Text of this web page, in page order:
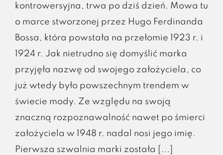
kontrowersyjna, trwa po dziś dzień. Mowa tu
o marce stworzonej przez Hugo Ferdinanda
Bossa, która powstała na przełomie 1923 r. i
1924 r. Jak nietrudno się domyślić marka
przyjęła nazwę od swojego założyciela, co
już wtedy było powszechnym trendem w
świecie mody. Ze względu na swoją
znaczną rozpoznawalność nawet po śmierci
założyciela w 1948 r. nadal nosi jego imię.
Pierwsza szwalnia marki została [...]